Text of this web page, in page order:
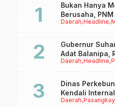
Daerah Headline
Bukan Hanya
Berusaha,
Anaknya Untuk
Daerah Headline
Gubernur
Adat Balanipa,
Tappidena
Daerah
Dinas
Kendali
Sertifikasi ISPO